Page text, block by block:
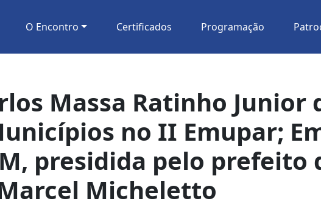
O Encontro Certificados Programação
Massa Ratinho Junior
no II Emupar;
presidida pelo prefeito
Micheletto